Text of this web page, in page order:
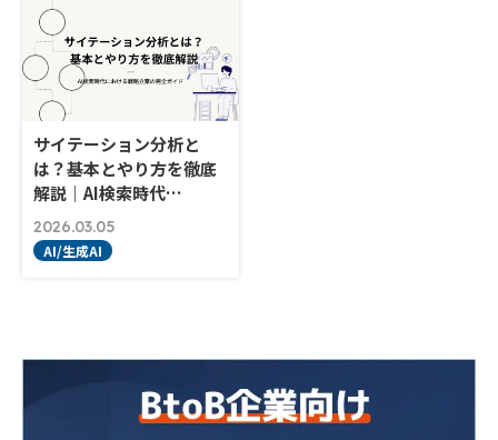
サイテーション分析と
は？基本とやり方を徹底
解説｜AI検索時代…
2026.03.05
AI/生成AI